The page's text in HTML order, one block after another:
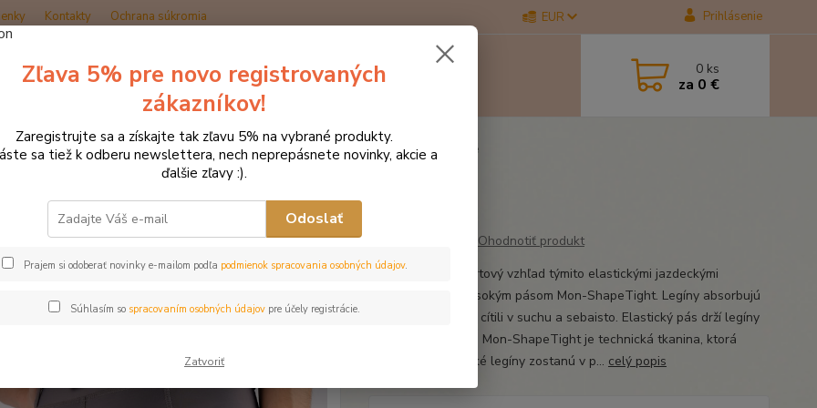
Kontakty Ochrana súkromia EUR Prihlásenie
Hľadať 0 ks
za 0 €
oblečenia MONTAR ZĽAVY! Jazdecké nohavice MONTAR legíny Jayla šedé
legíny Jayla šedé
Ohodnotiť produkt
Vylepšite svoj športový vzhľad týmito elastickými jazdeckými
legínami Jayla s vysokým pásom Mon-ShapeTight. Legíny absorbujú
vlhkosť, aby ste sa cítili v suchu a sebaisto. Elastický pás drží legíny
na mieste. Tkanina Mon-ShapeTight je technická tkanina, ktorá
zaisťuje, že jazdecké legíny zostanú v p... celý popis
Zľava 5% pre novo registrovaných
zákazníkov!
Zaregistrujte sa a získajte tak zľavu 5% na vybrané produkty.
sa tiež k odberu newslettera, nech neprepásnete novinky, akcie a
ďalšie zľavy :).
Odoslať
Prajem si odoberať novinky e-mailom podľa podmienok spracovania osobných údajov.
Súhlasím so spracovaním osobných údajov pre účely registrácie.
Zatvoriť